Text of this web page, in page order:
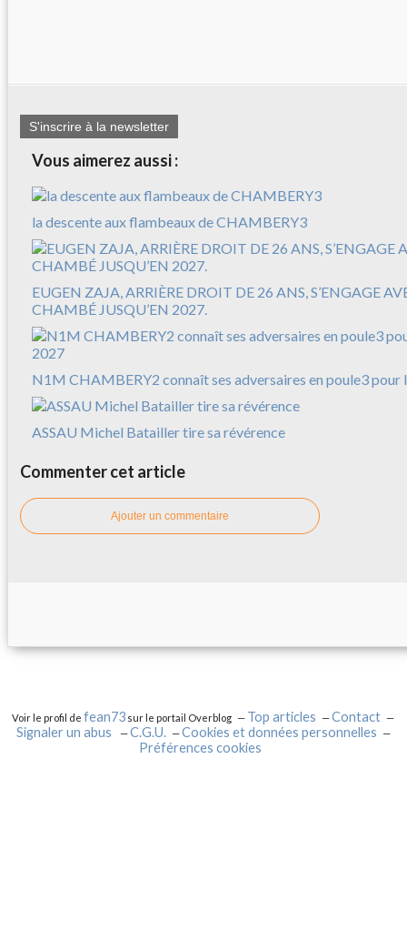
S'inscrire à la newsletter
Vous aimerez aussi :
la descente aux flambeaux de CHAMBERY3
EUGEN ZAJA, ARRIÈRE DROIT DE 26 ANS, S’ENGAGE
CHAMBÉ JUSQU’EN 2027.
N1M CHAMBERY2 connaît ses adversaires en poule3 pour
ASSAU Michel Batailler tire sa révérence
Commenter cet article
Ajouter un commentaire
Voir le profil defean73 sur le portail Overblog Top articles
Contact
Signaler un abus
C.G.U.
Cookies et données personnelles
Préférences cookies